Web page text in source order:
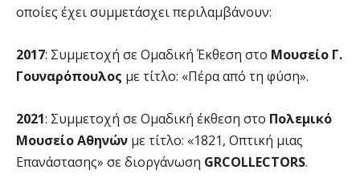
οποίες έχει συμμετάσχει περιλαμβάνουν:
2017: Συμμετοχή σε Ομαδική Έκθεση στο Μουσείο Γ.
Γουναρόπουλος με τίτλο: «Πέρα από τη φύση».
2021: Συμμετοχή σε Ομαδική έκθεση στο Πολεμικό
Μουσείο Αθηνών με τίτλο: «1821, Οπτική μιας
Επανάστασης» σε διοργάνωση GRCOLLECTORS.